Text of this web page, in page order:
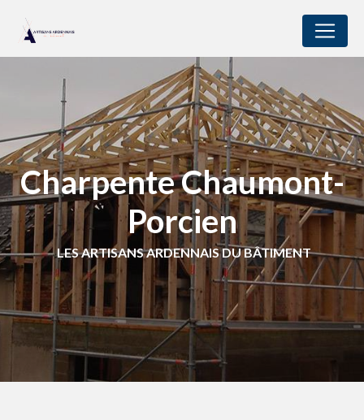
Charpente Chaumont-
Porcien
LES ARTISANS ARDENNAIS DU BÂTIMENT